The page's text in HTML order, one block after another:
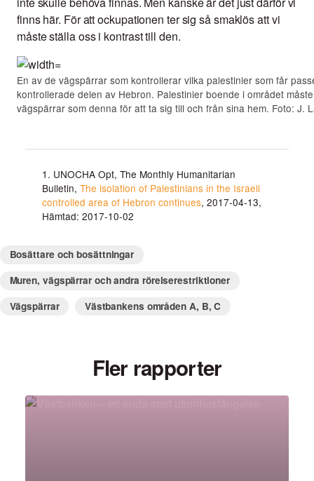
finns här. För att ockupationen ter sig så smaklös att vi
måste ställa oss i kontrast till den.
En av de vägspärrar som kontrollerar vilka palestinier som får
kontrollerade delen av Hebron. Palestinier boende i området
vägspärrar som denna för att ta sig till och från sina hem. Foto: J.
1. UNOCHA Opt, The Monthly Humanitarian
Bulletin, The isolation of Palestinians in the Israeli
controlled area of Hebron continues, 2017-04-13,
Hämtad: 2017-10-02
Bosättare och bosättningar
Muren, vägspärrar och andra rörelserestriktioner
Vägspärrar
Västbankens områden A, B, C
Fler rapporter